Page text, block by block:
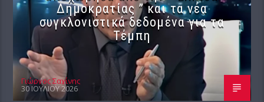
Δημοκρατίας ” και τα νέα
συγκλονιστικά δεδομένα για τα
Τέμπη
Γιώργος Σαχίνης
30 ΙΟΥΛΊΟΥ 2026